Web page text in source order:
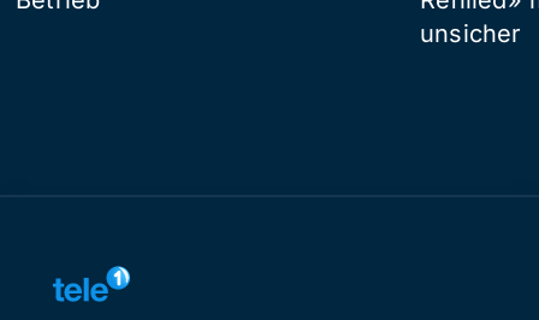
unsicher